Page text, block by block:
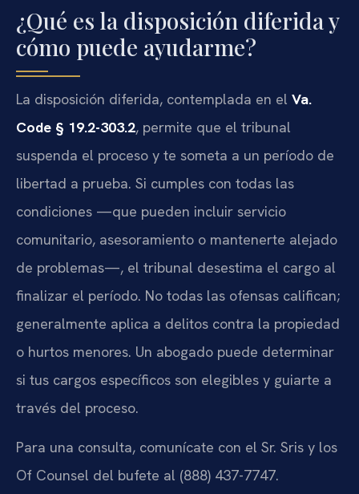
¿Qué es la disposición diferida y
cómo puede ayudarme?
La disposición diferida, contemplada en el Va.
Code § 19.2-303.2, permite que el tribunal
suspenda el proceso y te someta a un período de
libertad a prueba. Si cumples con todas las
condiciones —que pueden incluir servicio
comunitario, asesoramiento o mantenerte alejado
de problemas—, el tribunal desestima el cargo al
finalizar el período. No todas las ofensas califican;
generalmente aplica a delitos contra la propiedad
o hurtos menores. Un abogado puede determinar
si tus cargos específicos son elegibles y guiarte a
través del proceso.
Para una consulta, comunícate con el Sr. Sris y los
Of Counsel del bufete al (888) 437-7747.